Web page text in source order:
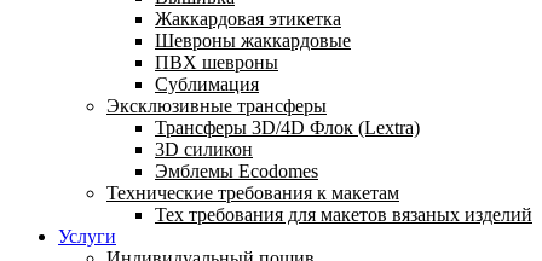
Жаккардовая этикетка
Шевроны жаккардовые
ПВХ шевроны
Сублимация
Эксклюзивные трансферы
Трансферы 3D/4D Флок (Lextra)
3D силикон
Эмблемы Ecodomes
Технические требования к макетам
Тех требования для макетов вязаных изделий
Услуги